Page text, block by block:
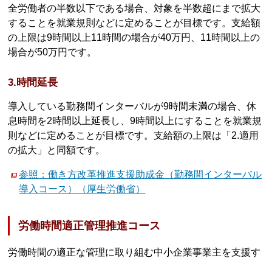
全労働者の半数以下である場合、対象を半数超にまで拡大
することを就業規則などに定めることが目標です。支給額
の上限は9時間以上11時間の場合が40万円、11時間以上の
場合が50万円です。
3.時間延長
導入している勤務間インターバルが9時間未満の場合、休
息時間を2時間以上延長し、9時間以上にすることを就業規
則などに定めることが目標です。支給額の上限は「2.適用
の拡大」と同額です。
参照：働き方改革推進支援助成金（勤務間インターバル
導入コース）（厚生労働省）
労働時間適正管理推進コース
労働時間の適正な管理に取り組む中小企業事業主を支援す